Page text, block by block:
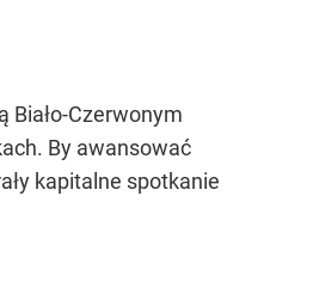
Biało-Czerwonym
By awansować
kapitalne spotkanie